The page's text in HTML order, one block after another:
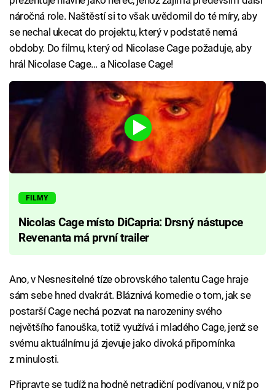
náročná role. Naštěstí si to však uvědomil do té míry, aby
se nechal ukecat do projektu, který v podstatě nemá
obdoby. Do filmu, který od Nicolase Cage požaduje, aby
hrál Nicolase Cage… a Nicolase Cage!
FILMY
Nicolas Cage místo DiCapria: Drsný nástupce
Revenanta má první trailer
Ano, v Nesnesitelné tíze obrovského talentu Cage hraje
sám sebe hned dvakrát. Bláznivá komedie o tom, jak se
postarší Cage nechá pozvat na narozeniny svého
největšího fanouška, totiž využívá i mladého Cage, jenž se
svému aktuálnímu já zjevuje jako divoká připomínka
z minulosti.
Připravte se tudíž na hodně netradiční podívanou, v níž po